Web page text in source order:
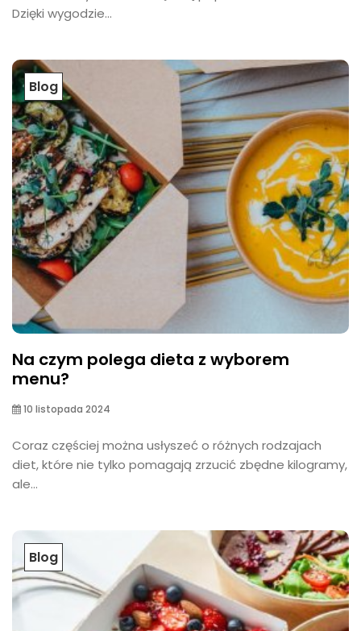
Dzięki wygodzie...
Blog
Na czym polega dieta z wyborem
menu?
10 listopada 2024
Coraz częściej można usłyszeć o różnych rodzajach
diet, które nie tylko pomagają zrzucić zbędne kilogramy,
ale...
Blog